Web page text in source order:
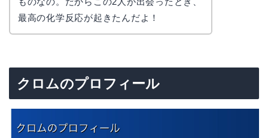
最高の化学反応が起きたんだよ！
クロムのプロフィール